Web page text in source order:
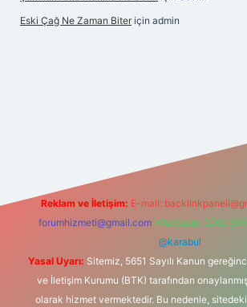
Eski Çağ Ne Zaman Biter için admin
Reklam ve İletişim: E-mail:
forumhizmeti@gmail.com Whatsapp: 0262
@karabul
Yasal Uyarı: Sitemiz, 5651 Sayılı Kanun
ve İletişim Kurumu (BTK) tarafından
olarak hizmet vermektedir. Bu nedenle,